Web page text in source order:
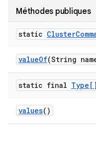
Méthodes publiques
static Cluster
valueOf(String
static final Type[]
values()